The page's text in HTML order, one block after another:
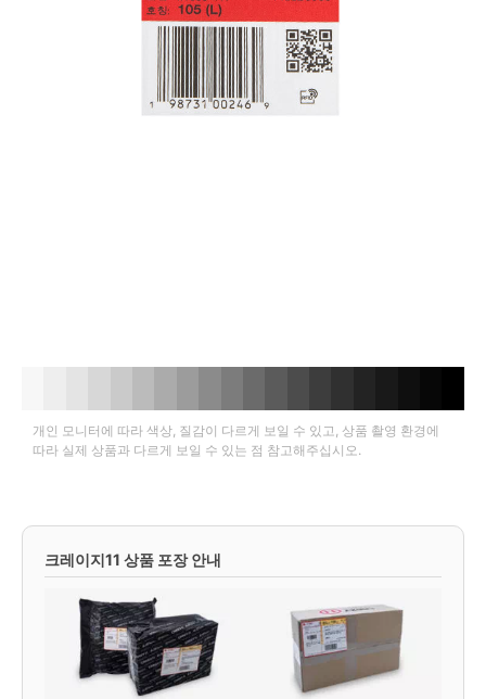
개인 모니터에 따라 색상, 질감이 다르게 보일 수 있고, 상품 촬영 환경에
따라 실제 상품과 다르게 보일 수 있는 점 참고해주십시오.
크레이지11 상품 포장 안내